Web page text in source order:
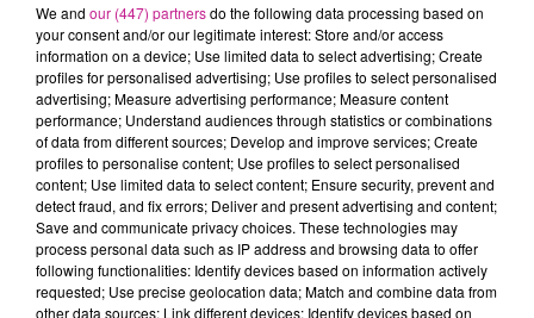
Retrouvez les meilleurs moments du 7-10 Alsace
avecM2 Color, votre façadier dans le Haut-Rhin.
We and our (447) partnersdo the following data processing based on
your consent and/or our legitimate interest: Store and/or access
information on a device; Use limited data to select advertising; Create
profiles for personalised advertising; Use profiles to select personalised
advertising; Measure advertising performance; Measure content
performance; Understand audiences through statistics or combinations
of data from different sources; Develop and improve services; Create
profiles to personalise content; Use profiles to select personalised
content; Use limited data to select content; Ensure security, prevent and
detect fraud, and fix errors; Deliver and present advertising and content;
Save and communicate privacy choices. These technologies may
process personal data such as IP address and browsing data to offer
following functionalities: Identify devices based on information actively
requested; Use precise geolocation data; Match and combine data from
other data sources; Link different devices; Identify devices based on